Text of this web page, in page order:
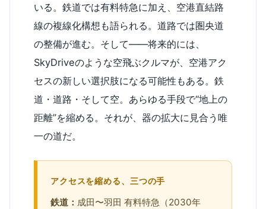
いる。鉄道では有料特急に加え、空港直結路
線の複線化構想も語られる。道路では圏央道
の整備が進む。そして——将来的には、
SkyDriveのような空飛ぶクルマが、空港アク
セスの新しい選択肢になる可能性もある。鉄
道・道路・そして空。あらゆる手段で“地上の
距離”を縮める。それが、器の拡大に見合う唯
一の道だ。
アクセスを縮める、三つの手
鉄道： 成田〜羽田 有料特急（2030年